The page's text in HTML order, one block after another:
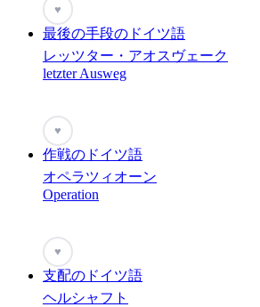
♥
最後の手段のドイツ語
レッツター・アオスヴェーク
letzter Ausweg
♥
作戦のドイツ語
オペラツィオーン
Operation
♥
支配のドイツ語
ヘルシャフト